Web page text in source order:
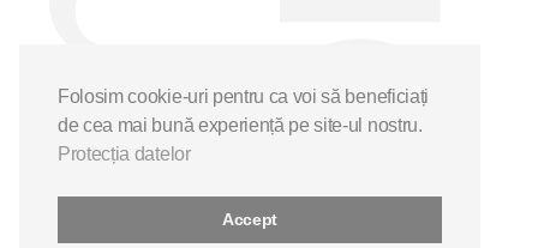
Folosim cookie-uri pentru ca voi să beneficiați
de cea mai bună experiență pe site-ul nostru.
Protecția datelor
Accept